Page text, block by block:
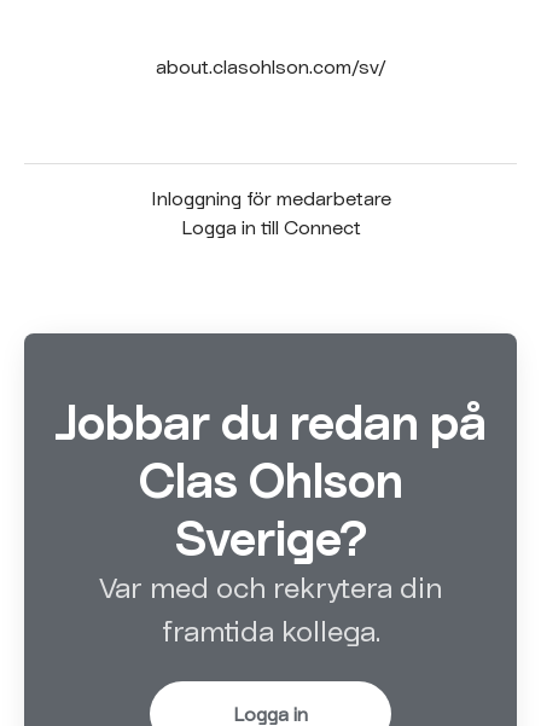
about.clasohlson.com/sv/
Inloggning för medarbetare
Logga in till Connect
Jobbar du redan på
Clas Ohlson
Sverige?
Var med och rekrytera din
framtida kollega.
Logga in